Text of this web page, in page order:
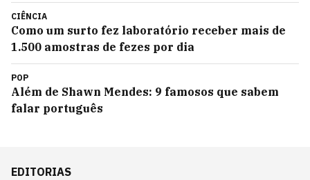
CIÊNCIA
Como um surto fez laboratório receber mais de
1.500 amostras de fezes por dia
POP
Além de Shawn Mendes: 9 famosos que sabem
falar português
EDITORIAS